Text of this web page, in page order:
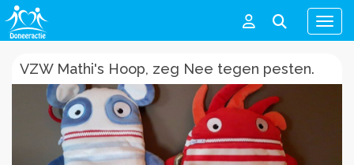
Menu
VZW Mathi's Hoop, zeg Nee tegen pesten.